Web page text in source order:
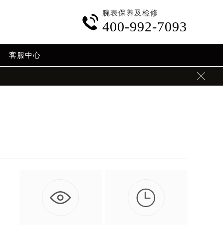

腕表保养及检修
400-992-7093
客服中心

